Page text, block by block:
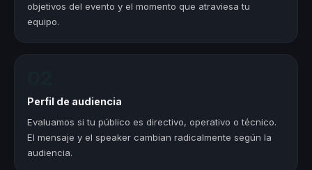
objetivos del evento y el momento que atraviesa tu
equipo.
Perfil de audiencia
Evaluamos si tu público es directivo, operativo o técnico.
El mensaje y el speaker cambian radicalmente según la
audiencia.